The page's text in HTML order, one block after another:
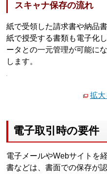
スキャナ保存の流れ
紙で受領した請求書や納品
紙で授受する書類も電子化
ータとの一元管理が可能に
します。
拡大
電子取引時の要件
電子メールやWebサイトを
書などは、書面での保存が